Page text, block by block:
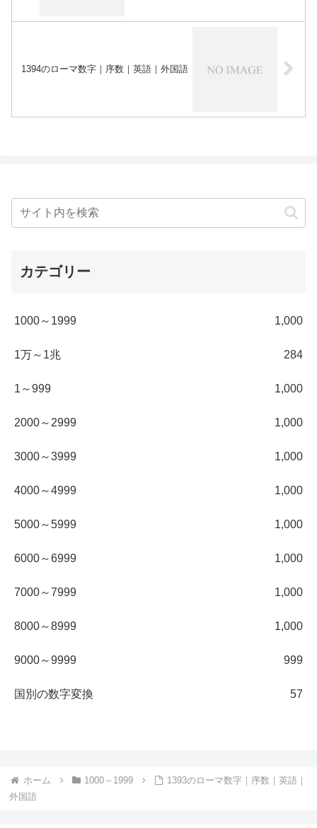
1394のローマ数字｜序数｜英語｜外国語
カテゴリー
1000～1999 1,000
1万～1兆 284
1～999 1,000
2000～2999 1,000
3000～3999 1,000
4000～4999 1,000
5000～5999 1,000
6000～6999 1,000
7000～7999 1,000
8000～8999 1,000
9000～9999 999
国別の数字変換 57
ホーム 1000～1999
1393のローマ数字｜序数｜英語｜
外国語